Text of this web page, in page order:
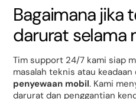
Bagaimana jika
darurat selama
Tim support 24/7 kami siap
masalah teknis atau
penyewaan mobil. Kami
darurat dan penggantian